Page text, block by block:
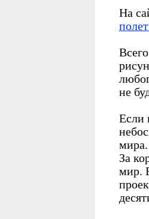
На
не
Если
мира.
За
мир.